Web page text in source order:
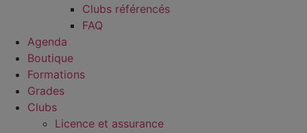
Clubs référencés
FAQ
Agenda
Boutique
Formations
Grades
Clubs
Licence et assurance